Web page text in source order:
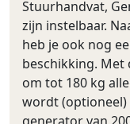
Stuurhandvat,
zijn instelbaar.
heb je ook nog
beschikking. Met
om tot 180 kg
wordt (optioneel)
generator van